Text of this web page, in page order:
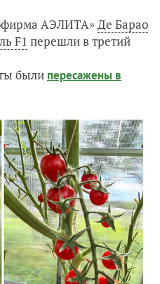
АЭЛИТА»Де Барао
F1 перешли в третий
были пересажены в